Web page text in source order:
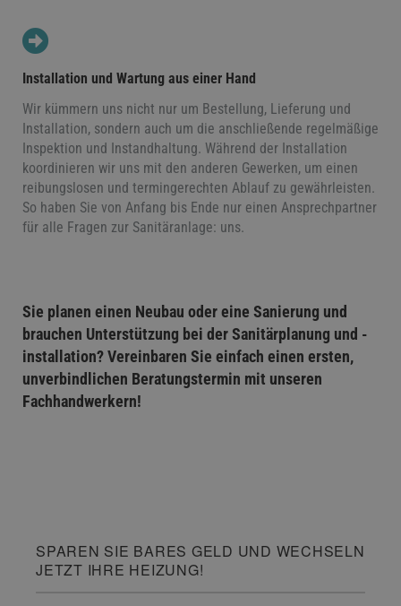
Installation und Wartung aus einer Hand
Wir kümmern uns nicht nur um Bestellung, Lieferung und
Installation, sondern auch um die anschließende regelmäßige
Inspektion und Instandhaltung. Während der Installation
koordinieren wir uns mit den anderen Gewerken, um einen
reibungslosen und termingerechten Ablauf zu gewährleisten.
So haben Sie von Anfang bis Ende nur einen Ansprechpartner
für alle Fragen zur Sanitäranlage: uns.
Sie planen einen Neubau oder eine Sanierung und
brauchen Unterstützung bei der Sanitärplanung und -
installation? Vereinbaren Sie einfach einen ersten,
unverbindlichen Beratungstermin mit unseren
Fachhandwerkern!
SPAREN SIE BARES GELD UND WECHSELN
JETZT IHRE HEIZUNG!